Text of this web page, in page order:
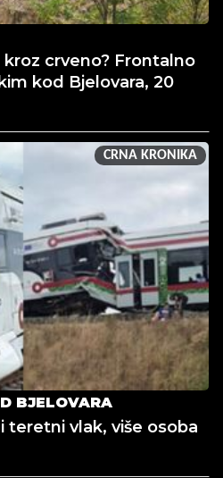
crveno? Frontalno
kod Bjelovara, 20
CRNA KRONIKA
BJELOVARA
teretni vlak, više osoba